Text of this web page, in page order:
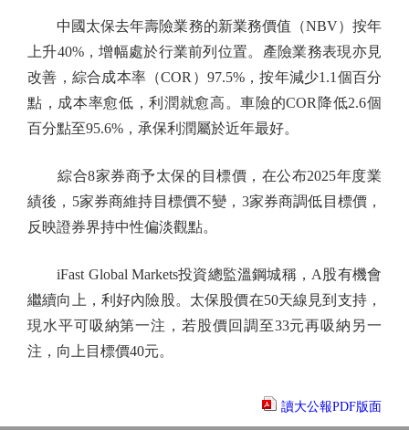
中國太保去年壽險業務的新業務價值（NBV）按年
上升40%，增幅處於行業前列位置。產險業務表現亦見
改善，綜合成本率（COR）97.5%，按年減少1.1個百分
點，成本率愈低，利潤就愈高。車險的COR降低2.6個
百分點至95.6%，承保利潤屬於近年最好。
綜合8家券商予太保的目標價，在公布2025年度業
績後，5家券商維持目標價不變，3家券商調低目標價，
反映證券界持中性偏淡觀點。
iFast Global Markets投資總監溫鋼城稱，A股有機會
繼續向上，利好內險股。太保股價在50天線見到支持，
現水平可吸納第一注，若股價回調至33元再吸納另一
注，向上目標價40元。
讀大公報PDF版面